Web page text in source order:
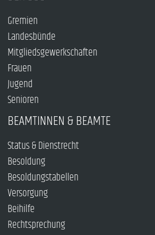
Gremien
Landesbünde
Mitgliedsgewerkschaften
Frauen
Jugend
Senioren
BEAMTINNEN & BEAMTE
Status & Dienstrecht
Besoldung
Besoldungstabellen
Versorgung
Beihilfe
Rechtsprechung